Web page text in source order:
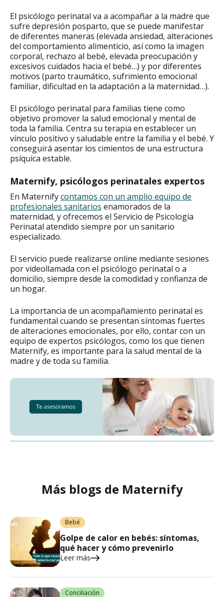
El psicólogo perinatal va a acompañar a la madre que
sufre depresión posparto, que se puede manifestar
de diferentes maneras (elevada ansiedad, alteraciones
del comportamiento alimenticio, así como la imagen
corporal, rechazo al bebé, elevada preocupación y
excesivos cuidados hacia el bebé…) y por diferentes
motivos (parto traumático, sufrimiento emocional
familiar, dificultad en la adaptación a la maternidad…).
El psicólogo perinatal para familias tiene como
objetivo promover la salud emocional y mental de
toda la familia. Centra su terapia en establecer un
vínculo positivo y saludable entre la familia y el bebé. Y
conseguirá asentar los cimientos de una estructura
psíquica estable.
Maternify, psicólogos perinatales expertos
En Maternifycontamos con un amplio equipo de
profesionales sanitarios enamorados de la
maternidad, y ofrecemos el Servicio de Psicología
Perinatal atendido siempre por un sanitario
especializado.
El servicio puede realizarse online mediante sesiones
por videollamada con el psicólogo perinatal o a
domicilio, siempre desde la comodidad y confianza de
un hogar.
La importancia de un acompañamiento perinatal es
fundamental cuando se presentan síntomas fuertes
de alteraciones emocionales, por ello, contar con un
equipo de expertos psicólogos, como los que tienen
Maternify, es importante para la salud mental de la
madre y de toda su familia.
Más blogs de Maternify
Bebé
Golpe de calor en bebés: síntomas,
qué hacer y cómo prevenirlo
Leer más
Conciliación